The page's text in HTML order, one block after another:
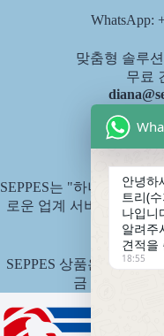
WhatsApp:
맞춤형 솔루
무료
SEPPES는 "하나의 문, 하
로운 업계 서비스 표준인
SEPPES 상품은 중국 핑
금 1,500만 위
안녕하
트리(
나입니
알려주
견적을
18:55